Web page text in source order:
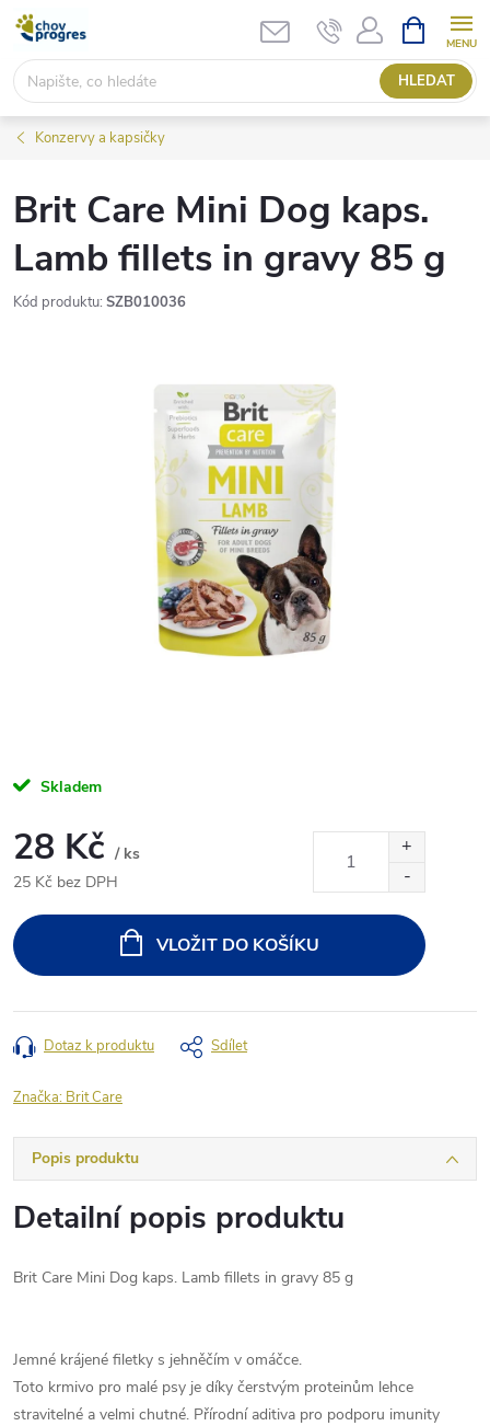
Přejít
obsah
HLEDAT
NÁKUPNÍ
KOŠÍK
Konzervy a kapsičky
Brit Care Mini Dog kaps.
Lamb fillets in gravy 85 g
Kód produktu: SZB010036
Skladem
28 Kč / ks
25 Kč bez DPH
cena:
VLOŽIT DO KOŠÍKU
Dotaz k produktu Sdílet
Značka: Brit Care
Popis produktu
Detailní popis produktu
Brit Care Mini Dog kaps. Lamb fillets in gravy 85 g
Jemné krájené filetky s jehněčím v omáčce.
Toto krmivo pro malé psy je díky čerstvým proteinům lehce
stravitelné a velmi chutné. Přírodní aditiva pro podporu imunity